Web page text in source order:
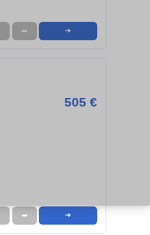
➦ ➜
505 €
➦ ➜